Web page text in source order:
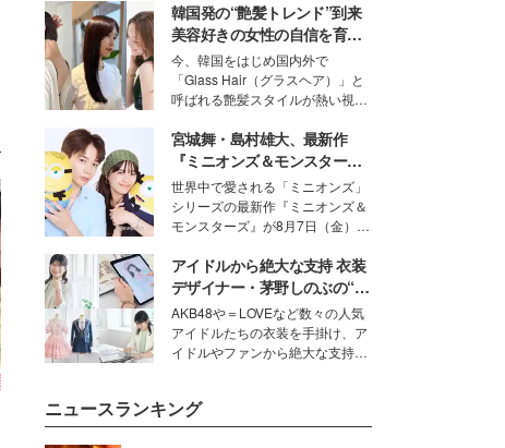
な美容の常識を大きく変える可能
性を秘めた、革新的な「Water
Capturing Skin（ウォーターキャ
プチャリングスキン：捕水肌）」
技術を、花王が構築した。
韓国発の“艶髪トレンド”到来
美容好きの女性の自信を育む
「ヘアケア事情」って？
今、韓国をはじめ国内外で
「Glass Hair（グラスヘア）」と
呼ばれる艶髪スタイルが熱い視線
ションの完成度を高めるベースと
して、“髪そのものの美しさ”に改
めて注目する人が増えている様
子。今回は、そんな憧れの艶やか
な髪を日常で叶える、美容好きの
女性たちのヘアケア事情を紹介し
ます。
宮城舞・島村雄大、最新作
『ミニオンズ＆モンスター
ズ』の魅力熱弁 ハチャメチャ
だけじゃない“友情と絆”に感
動
世界中で愛される「ミニオンズ」
シリーズの最新作『ミニオンズ＆
モンスターズ』が8月7日（金）に
ニオン好き”という共通点を持つモ
デルの宮城舞と島村雄大の特別対
談をお届け！それぞれの視点か
ら、今作ならではの魅力や予想外
の感動をもたらす奥深いストーリ
ーについて熱く語り合ってもらっ
アイドルから絶大な支持 衣装
デザイナー・茅野しのぶの“可
愛い”を作る美学＜「シチズン
クロスシー」インタビュー＞
AKB48や＝LOVEなど数々の人気
アイドルたちの衣装を手掛け、ア
イドルやファンから絶大な支持を
ター・茅野しのぶ。一人ひとりの
個性に寄り添い、魅力を引き出す
ニュースランキング